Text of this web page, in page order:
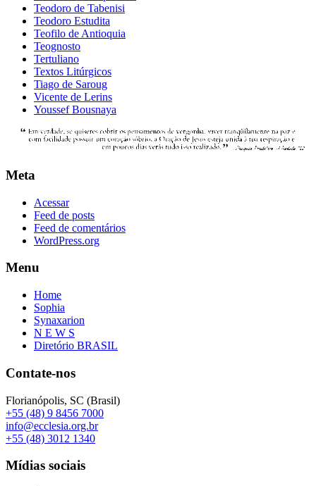
Teodoro de Tabenisi
Teodoro Estudita
Teofilo de Antioquia
Teognosto
Tertuliano
Textos Litúrgicos
Tiago de Saroug
Vicente de Lerins
Youssef Bousnaya
Meta
Acessar
Feed de posts
Feed de comentários
WordPress.org
Menu
Home
Sophia
Synaxarion
N E W S
Diretório BRASIL
Contate-nos
Florianópolis, SC (Brasil)
+55 (48) 9 8456 7000
info@ecclesia.org.br
+55 (48) 3012 1340
Mídias sociais